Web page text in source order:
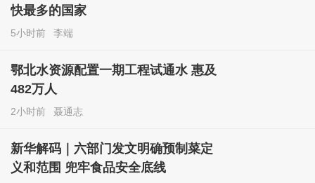
快最多的国家
5小时前 李端
鄂北水资源配置一期工程试通水 惠及
482万人
2小时前 聂通志
新华解码｜六部门发文明确预制菜定
义和范围 兜牢食品安全底线